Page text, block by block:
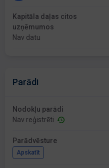
Kapitāla daļas citos
uzņēmumos
Nav datu
Parādi
Nodokļu parādi
Nav reģistrēti
Parādvēsture
Apskatīt